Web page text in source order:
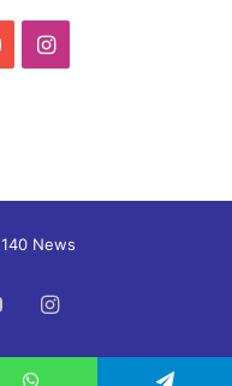
YouTubeInstagram
News
YouTubeInstagram